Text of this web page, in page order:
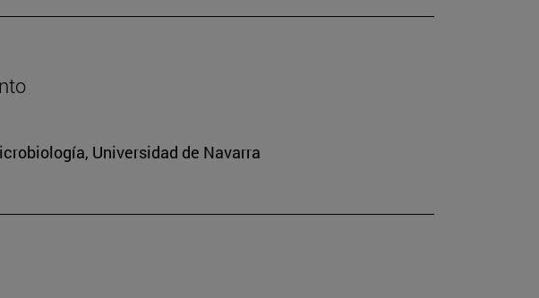
Universidad de Navarra